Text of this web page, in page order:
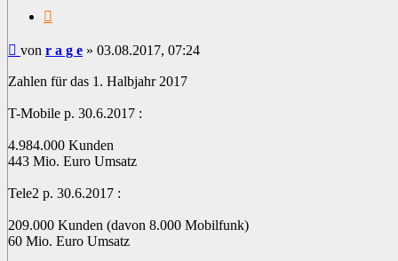
Beitrag
von r a g e » 03.08.2017, 07:24
Zahlen für das 1. Halbjahr 2017
T-Mobile p. 30.6.2017 :
4.984.000 Kunden
443 Mio. Euro Umsatz
Tele2 p. 30.6.2017 :
209.000 Kunden (davon 8.000 Mobilfunk)
60 Mio. Euro Umsatz